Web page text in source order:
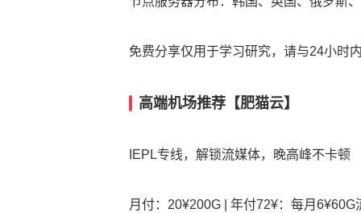
免费分享仅用于学习研究，请与24小时内
高端机场推荐【肥猫云】
IEPL专线，解锁流媒体，晚高峰不卡顿
月付：20¥200G | 年付72¥：每月6¥60G